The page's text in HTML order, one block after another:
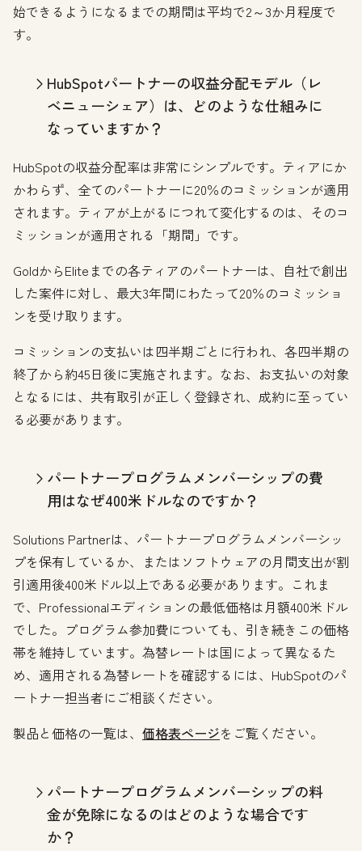
始できるようになるまでの期間は平均で2～3か月程度で
す。
HubSpotパートナーの収益分配モデル（レ
ベニューシェア）は、どのような仕組みに
なっていますか？
HubSpotの収益分配率は非常にシンプルです。ティアにか
かわらず、全てのパートナーに20％のコミッションが適用
されます。ティアが上がるにつれて変化するのは、そのコ
ミッションが適用される「期間」です。
GoldからEliteまでの各ティアのパートナーは、自社で創出
した案件に対し、最大3年間にわたって20％のコミッショ
ンを受け取ります。
コミッションの支払いは四半期ごとに行われ、各四半期の
終了から約45日後に実施されます。なお、お支払いの対象
となるには、共有取引が正しく登録され、成約に至ってい
る必要があります。
パートナープログラムメンバーシップの費
用はなぜ400米ドルなのですか？
Solutions Partnerは、パートナープログラムメンバーシッ
プを保有しているか、またはソフトウェアの月間支出が割
引適用後400米ドル以上である必要があります。これま
で、Professionalエディションの最低価格は月額400米ドル
でした。プログラム参加費についても、引き続きこの価格
帯を維持しています。為替レートは国によって異なるた
め、適用される為替レートを確認するには、HubSpotのパ
ートナー担当者にご相談ください。
製品と価格の一覧は、 価格表ページをご覧ください。
パートナープログラムメンバーシップの料
金が免除になるのはどのような場合です
か？